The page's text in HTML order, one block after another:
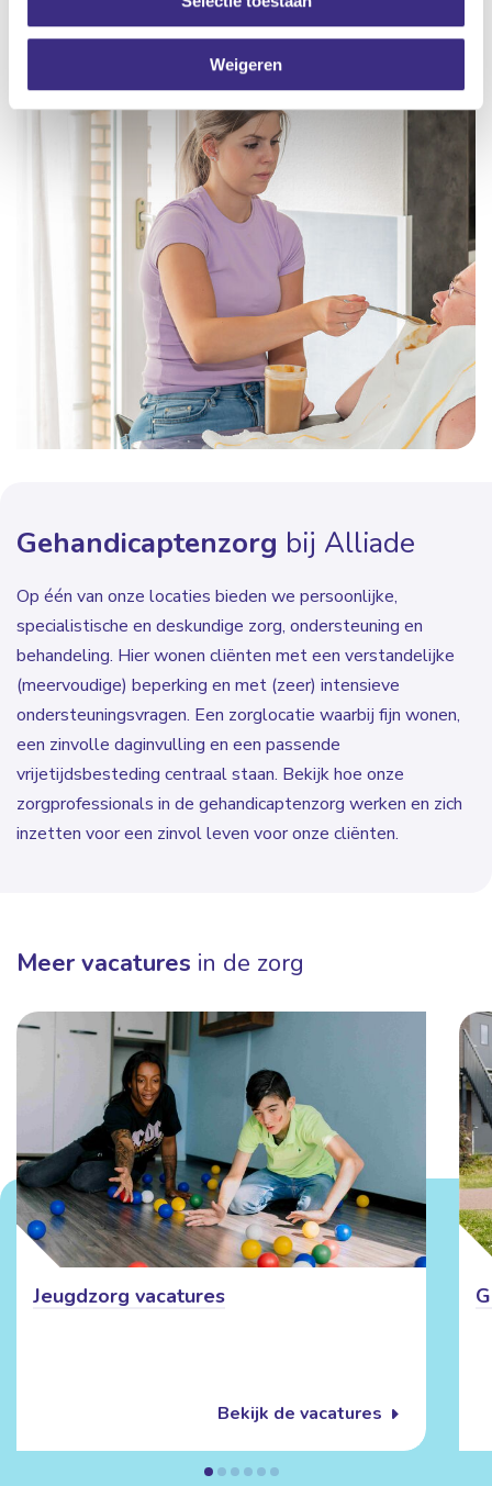
Weigeren
Gehandicaptenzorg bij Alliade
Op één van onze locaties bieden we persoonlijke,
specialistische en deskundige zorg, ondersteuning en
behandeling. Hier wonen cliënten met een verstandelijke
(meervoudige) beperking en met (zeer) intensieve
ondersteuningsvragen. Een zorglocatie waarbij fijn wonen,
een zinvolle daginvulling en een passende
vrijetijdsbesteding centraal staan. Bekijk hoe onze
zorgprofessionals in de gehandicaptenzorg werken en zich
inzetten voor een zinvol leven voor onze cliënten.
Meer vacatures in de zorg
Jeugdzorg vacatures
Bekijk de vacatures